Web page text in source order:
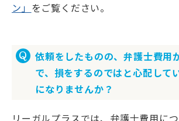
ン」 をご覧ください。
依頼をしたものの、弁護士費用
で、損をするのではと心配して
になりませんか？
リーガルプラスでは、弁護士費用に